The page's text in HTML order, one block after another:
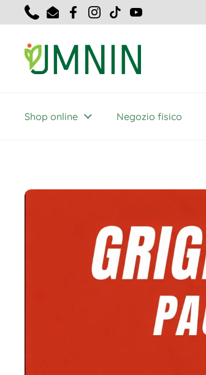
Passa ai contenuti
PhoneEmailFacebook
Instagram
TikTokYouTube
Shop online Negozio fisico